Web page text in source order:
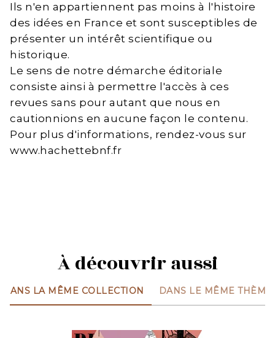
Ils n'en appartiennent pas moins à l'histoire
des idées en France et sont susceptibles de
présenter un intérêt scientifique ou
historique.
Le sens de notre démarche éditoriale
consiste ainsi à permettre l'accès à ces
revues sans pour autant que nous en
cautionnions en aucune façon le contenu.
Pour plus d'informations, rendez-vous sur
www.hachettebnf.fr
À découvrir aussi
DANS LA MÊME COLLECTION DANS LE MÊME THÈME